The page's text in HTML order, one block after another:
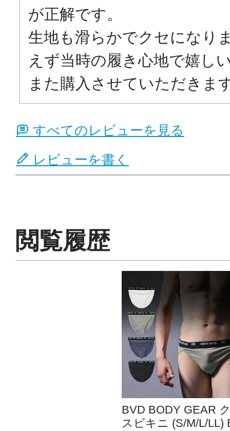
が正解です。
生地も滑らかでクセになり
えず当時の履き心地で嬉し
また購入させていただきま
すべてのレビューを見る
レビューを書く
閲覧履歴
BVD BODY GEAR
スビキニ (S/M/L/LL)